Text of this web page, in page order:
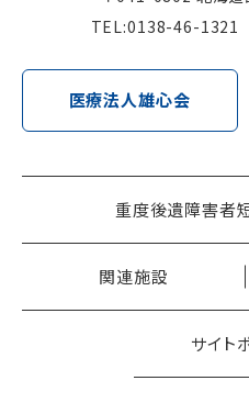
TEL:0138-46-1321
医療法⼈雄⼼会
重度後遺障害者
関連施設
サイト